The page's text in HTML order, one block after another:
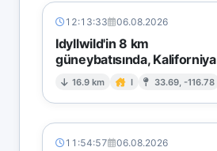
12:13:33 06.08.2026
Idyllwild'in 8 km
güneybatısında, Kaliforniya
16.9 km I 33.69, -116.78
11:54:57 06.08.2026